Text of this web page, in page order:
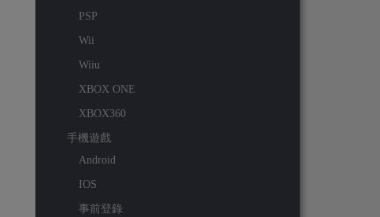
PSP
Wii
Wiiu
XBOX ONE
XBOX360
手機遊戲
Android
IOS
事前登錄